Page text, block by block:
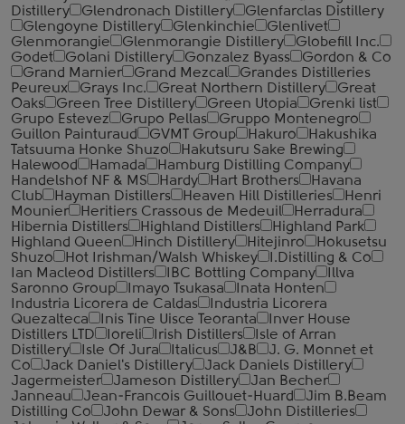
Distillery
Glendronach Distillery
Glenfarclas Distillery
Glengoyne Distillery
Glenkinchie
Glenlivet
Glenmorangie
Glenmorangie Distillery
Globefill Inc.
Godet
Golani Distillery Gonzalez Byass
Gordon & Co
Grand Marnier
Grand Mezcal
Grandes Distilleries
Peureux
Grays Inc. Great Northern Distillery
Great
Oaks
Green Tree Distillery Green Utopia
Grenki list
Grupo Estevez
Grupo Pellas
Gruppo Montenegro
Guillon Painturaud
GVMT Group Hakuro
Hakushika
Tatsuuma Honke Shuzo
Hakutsuru Sake Brewing
Halewood
Hamada
Hamburg Distilling Company
Handelshof NF & MS
Hardy Hart Brothers
Havana
Club
Hayman Distillers Heaven Hill Distilleries
Henri
Mounier
Heritiers Crassous de Medeuil
Herradura
Hibernia Distillers
Highland Distillers
Highland Park
Highland Queen
Hinch Distillery Hitejinro
Hokusetsu
Shuzo
Hot Irishman/Walsh Whiskey
I.Distilling & Co
Ian Macleod Distillers
IBC Bottling Company
Illva
Saronno Group
Imayo Tsukasa
Inata Honten
Industria Licorera de Caldas
Industria Licorera
Quezalteca
Inis Tine Uisce Teoranta
Inver House
Distillers LTD
Ioreli Irish Distillers
Isle of Arran
Distillery
Isle Of Jura Italicus J&B
J. G. Monnet et
Co
Jack Daniel's Distillery
Jack Daniels Distillery
Jagermeister
Jameson Distillery
Jan Becher
Janneau
Jean-Francois Guillouet-Huard
Jim B.Beam
Distilling Co
John Dewar & Sons
John Distilleries